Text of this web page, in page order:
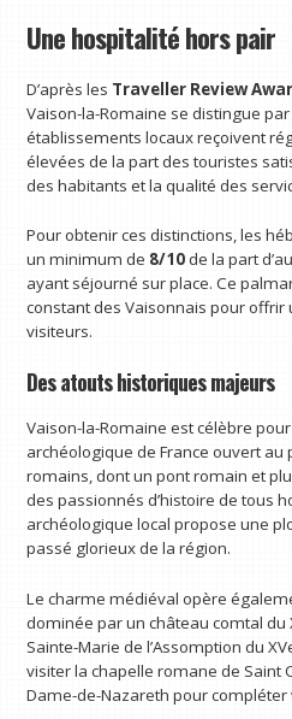
Une hospitalité hors pair
D’après les Traveller Review
Vaison-la-Romaine se distingue
établissements locaux reçoivent
élevées de la part des touristes
des habitants et la qualité des
Pour obtenir ces distinctions, les
un minimum de 8/10de la part
ayant séjourné sur place. Ce
constant des Vaisonnais pour
visiteurs.
Des atouts historiques majeurs
Vaison-la-Romaine est célèbre
archéologique de France ouvert au
romains, dont un pont romain et
des passionnés d’histoire de tous
archéologique local propose une
passé glorieux de la région.
Le charme médiéval opère
dominée par un château comtal du
Sainte-Marie de l’Assomption du
visiter la chapelle romane de Saint
Dame-de-Nazareth pour